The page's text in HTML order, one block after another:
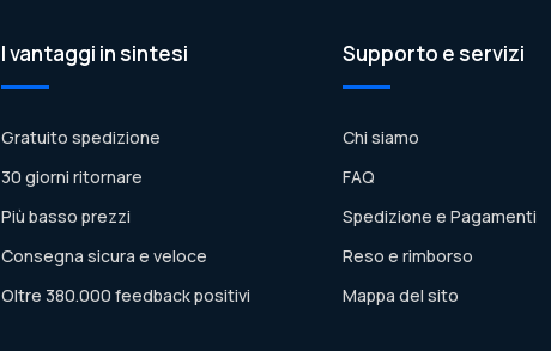
I vantaggi in sintesi
Gratuito spedizione
30 giorni ritornare
Più basso prezzi
Consegna sicura e veloce
Oltre 380.000 feedback positivi
Supporto e servizi
Chi siamo
FAQ
Spedizione e Pagamenti
Reso e rimborso
Mappa del sito